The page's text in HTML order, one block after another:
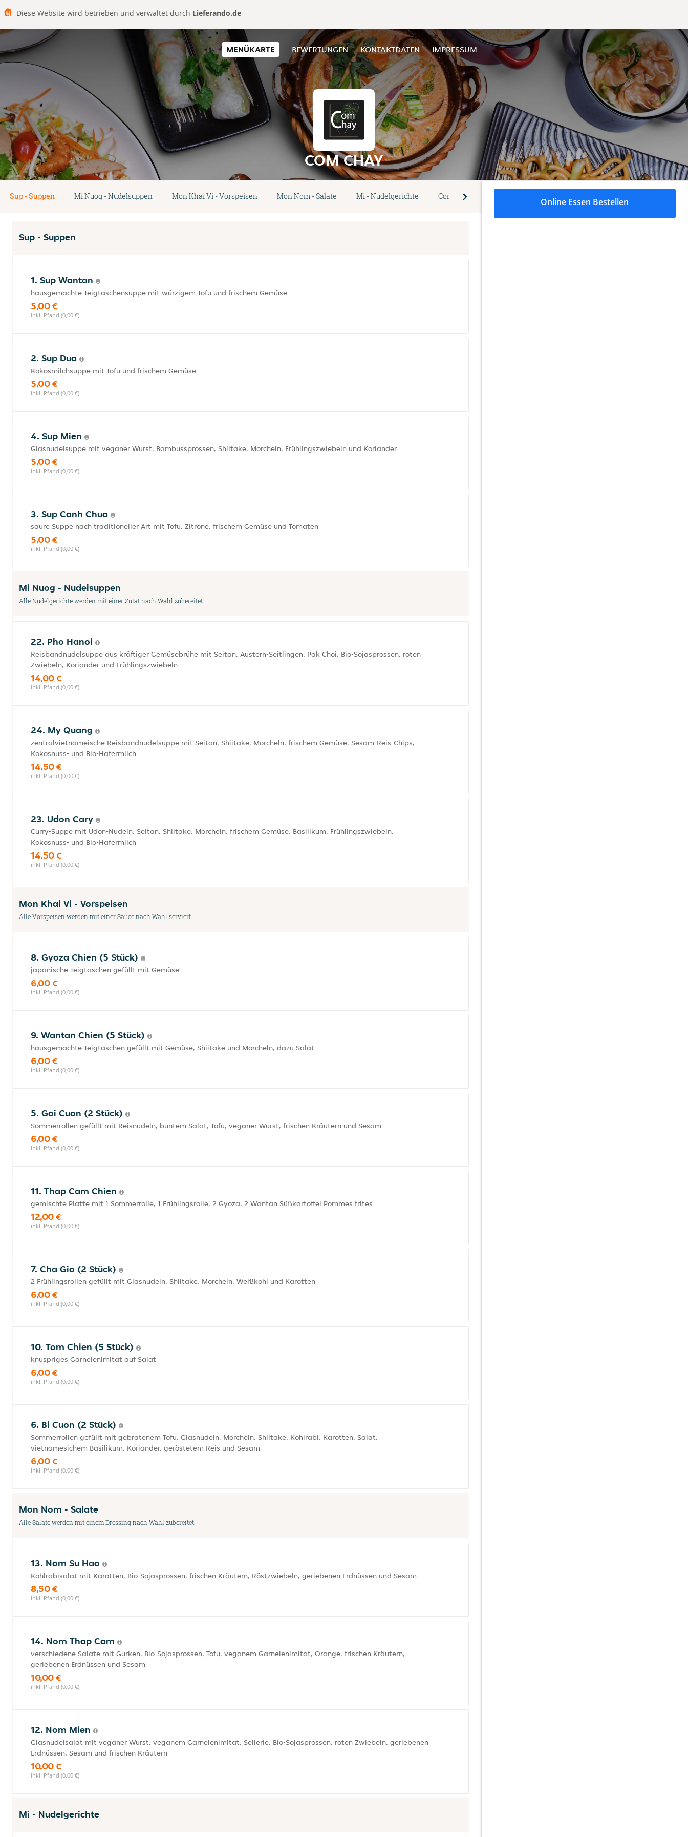
Diese Website wird betrieben und verwaltet durch Lieferando.de
MENÜKARTE BEWERTUNGEN KONTAKTDATEN IMPRESSUM
COM CHAY
Sup - Suppen Mi Nuog - Nudelsuppen Mon Khai Vi - Vorspeisen Mon Nom - Salate Mi - Nudelgerichte Com - Reisgerichte Trang Mieng - Desserts
Sup - Suppen
1. Sup Wantan
hausgemachte Teigtaschensuppe mit würzigem Tofu und frischem Gemüse
5,00 €
inkl. Pfand (0,00 €)
2. Sup Dua
Kokosmilchsuppe mit Tofu und frischem Gemüse
5,00 €
inkl. Pfand (0,00 €)
4. Sup Mien
Glasnudelsuppe mit veganer Wurst, Bambussprossen, Shiitake, Morcheln, Frühlingszwiebeln und Koriander
5,00 €
inkl. Pfand (0,00 €)
3. Sup Canh Chua
saure Suppe nach traditioneller Art mit Tofu, Zitrone, frischem Gemüse und Tomaten
5,00 €
inkl. Pfand (0,00 €)
Mi Nuog - Nudelsuppen
Alle Nudelgerichte werden mit einer Zutat nach Wahl zubereitet.
22. Pho Hanoi
Reisbandnudelsuppe aus kräftiger Gemüsebrühe mit Seitan, Austern-Seitlingen, Pak Choi, Bio-Sojasprossen, roten
Zwiebeln, Koriander und Frühlingszwiebeln
14,00 €
inkl. Pfand (0,00 €)
24. My Quang
zentralvietnameische Reisbandnudelsuppe mit Seitan, Shiitake, Morcheln, frischem Gemüse, Sesam-Reis-Chips,
Kokosnuss- und Bio-Hafermilch
14,50 €
inkl. Pfand (0,00 €)
23. Udon Cary
Curry-Suppe mit Udon-Nudeln, Seitan, Shiitake, Morcheln, frischem Gemüse, Basilikum, Frühlingszwiebeln,
Kokosnuss- und Bio-Hafermilch
14,50 €
inkl. Pfand (0,00 €)
Mon Khai Vi - Vorspeisen
Alle Vorspeisen werden mit einer Sauce nach Wahl serviert.
8. Gyoza Chien (5 Stück)
japanische Teigtaschen gefüllt mit Gemüse
6,00 €
inkl. Pfand (0,00 €)
9. Wantan Chien (5 Stück)
hausgemachte Teigtaschen gefüllt mit Gemüse, Shiitake und Morcheln, dazu Salat
6,00 €
inkl. Pfand (0,00 €)
5. Goi Cuon (2 Stück)
Sommerrollen gefüllt mit Reisnudeln, buntem Salat, Tofu, veganer Wurst, frischen Kräutern und Sesam
6,00 €
inkl. Pfand (0,00 €)
11. Thap Cam Chien
gemischte Platte mit 1 Sommerrolle, 1 Frühlingsrolle, 2 Gyoza, 2 Wantan Süßkartoffel Pommes frites
12,00 €
inkl. Pfand (0,00 €)
7. Cha Gio (2 Stück)
2 Frühlingsrollen gefüllt mit Glasnudeln, Shiitake, Morcheln, Weißkohl und Karotten
6,00 €
inkl. Pfand (0,00 €)
10. Tom Chien (5 Stück)
knuspriges Garnelenimitat auf Salat
6,00 €
inkl. Pfand (0,00 €)
6. Bi Cuon (2 Stück)
Sommerrollen gefüllt mit gebratenem Tofu, Glasnudeln, Morcheln, Shiitake, Kohlrabi, Karotten, Salat,
vietnamesichem Basilikum, Koriander, geröstetem Reis und Sesam
6,00 €
inkl. Pfand (0,00 €)
Mon Nom - Salate
Alle Salate werden mit einem Dressing nach Wahl zubereitet.
13. Nom Su Hao
Kohlrabisalat mit Karotten, Bio-Sojasprossen, frischen Kräutern, Röstzwiebeln, geriebenen Erdnüssen und Sesam
8,50 €
inkl. Pfand (0,00 €)
14. Nom Thap Cam
verschiedene Salate mit Gurken, Bio-Sojasprossen, Tofu, veganem Garnelenimitat, Orange, frischen Kräutern,
geriebenen Erdnüssen und Sesam
10,00 €
inkl. Pfand (0,00 €)
12. Nom Mien
Glasnudelsalat mit veganer Wurst, veganem Garnelenimitat, Sellerie, Bio-Sojasprossen, roten Zwiebeln, geriebenen
Erdnüssen, Sesam und frischen Kräutern
10,00 €
inkl. Pfand (0,00 €)
Mi - Nudelgerichte
Online Essen Bestellen